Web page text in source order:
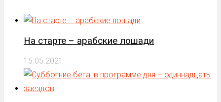
На старте – арабские лошади
15.05.2021